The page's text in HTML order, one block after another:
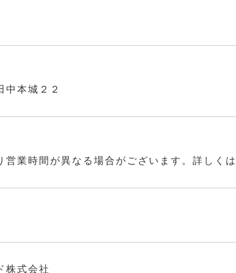
中本城２２
業時間が異なる場合がございます。詳しく
株式会社